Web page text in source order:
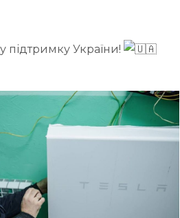
підтримку України!